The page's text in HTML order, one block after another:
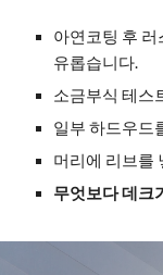
아연코팅 후
유롭습니다.
소금부식 테스
일부 하드우드
머리에 리브를
무엇보다 데크